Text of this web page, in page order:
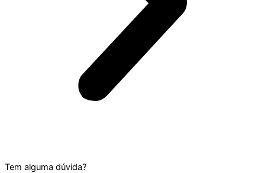
Tem alguma dúvida?